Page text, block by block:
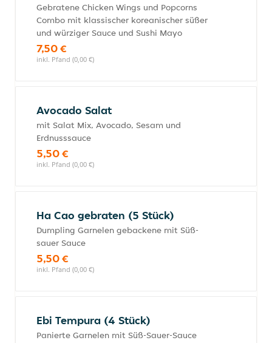
Gebratene Chicken Wings und Popcorns
Combo mit klassischer koreanischer süßer
und würziger Sauce und Sushi Mayo
7,50 €
inkl. Pfand (0,00 €)
Avocado Salat
mit Salat Mix, Avocado, Sesam und
Erdnusssauce
5,50 €
inkl. Pfand (0,00 €)
Ha Cao gebraten (5 Stück)
Dumpling Garnelen gebackene mit Süß-
sauer Sauce
5,50 €
inkl. Pfand (0,00 €)
Ebi Tempura (4 Stück)
Panierte Garnelen mit Süß-Sauer-Sauce